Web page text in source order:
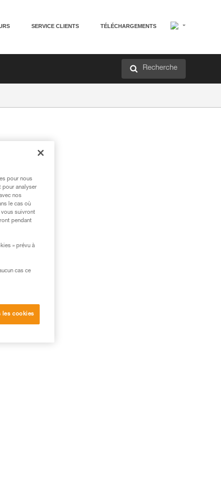
SERVICE CLIENTS TÉLÉCHARGEMENTS
Recherche
pour nous
pour analyser
nos
le cas où
vous suivront
pendant
» prévu à
cas ce
les cookies